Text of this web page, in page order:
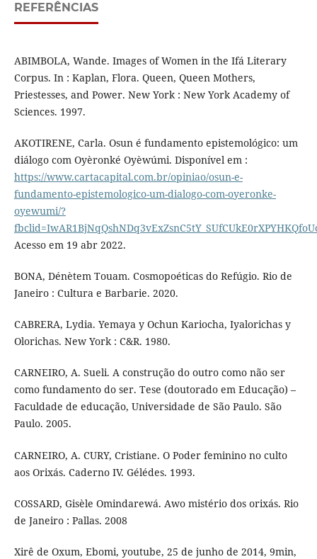
REFERÊNCIAS
ABIMBOLA, Wande. Images of Women in the Ifá Literary
Corpus. In : Kaplan, Flora. Queen, Queen Mothers,
Priestesses, and Power. New York : New York Academy of
Sciences. 1997.
AKOTIRENE, Carla. Osun é fundamento epistemológico: um
diálogo com Oyèronké Oyèwúmi. Disponível em :
https://www.cartacapital.com.br/opiniao/osun-e-
fundamento-epistemologico-um-dialogo-com-oyeronke-
oyewumi/?
Acesso em 19 abr 2022.
BONA, Dénètem Touam. Cosmopoéticas do Refúgio. Rio de
Janeiro : Cultura e Barbarie. 2020.
CABRERA, Lydia. Yemaya y Ochun Kariocha, Iyalorichas y
Olorichas. New York : C&R. 1980.
CARNEIRO, A. Sueli. A construção do outro como não ser
como fundamento do ser. Tese (doutorado em Educação) –
Faculdade de educação, Universidade de São Paulo. São
Paulo. 2005.
CARNEIRO, A. CURY, Cristiane. O Poder feminino no culto
aos Orixás. Caderno IV. Gélédes. 1993.
COSSARD, Gisèle Omindarewá. Awo mistério dos orixás. Rio
de Janeiro : Pallas. 2008
Xirê de Oxum, Ebomi, youtube, 25 de junho de 2014, 9min,